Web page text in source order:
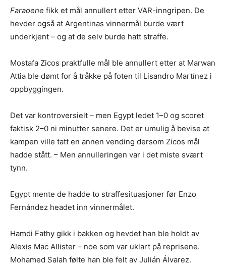
Faraoene fikk et mål annullert etter VAR-inngripen. De
hevder også at Argentinas vinnermål burde vært
underkjent – og at de selv burde hatt straffe.
Mostafa Zicos praktfulle mål ble annullert etter at Marwan
Attia ble dømt for å tråkke på foten til Lisandro Martínez i
oppbyggingen.
Det var kontroversielt – men Egypt ledet 1–0 og scoret
faktisk 2–0 ni minutter senere. Det er umulig å bevise at
kampen ville tatt en annen vending dersom Zicos mål
hadde stått. – Men annulleringen var i det miste svært
tynn.
Egypt mente de hadde to straffesituasjoner før Enzo
Fernández headet inn vinnermålet.
Hamdi Fathy gikk i bakken og hevdet han ble holdt av
Alexis Mac Allister – noe som var uklart på reprisene.
Mohamed Salah følte han ble felt av Julián Álvarez.